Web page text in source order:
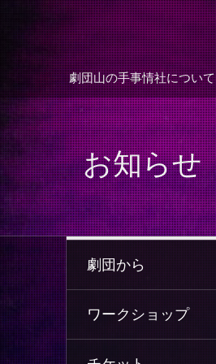
劇団山の手事情社について
お知らせ
劇団から
ワークショップ